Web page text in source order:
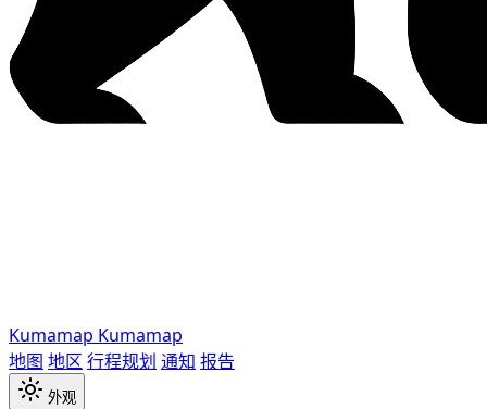
Kumamap Kumamap
地图 地区 行程规划 通知 报告
外观